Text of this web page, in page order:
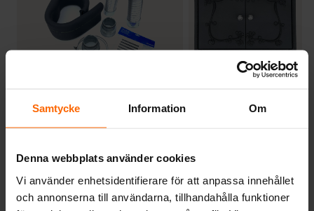
Samtycke Information Om
Denna webbplats använder cookies
Vi använder enhetsidentifierare för att anpassa innehållet
och annonserna till användarna, tillhandahålla funktioner
Friskluftsanslutningskit
TILLBEHÖR